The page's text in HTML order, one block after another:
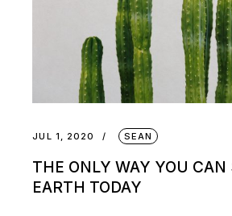
JUL 1, 2020 SEAN
THE ONLY WAY YOU CAN
EARTH TODAY